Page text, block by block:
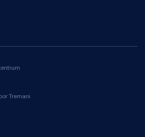
Tremani